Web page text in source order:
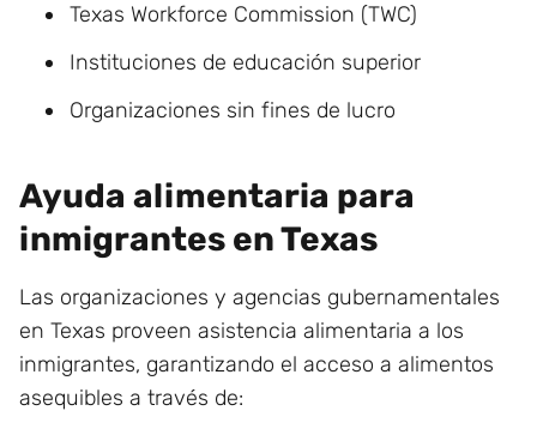
Texas Workforce Commission (TWC)
Instituciones de educación superior
Organizaciones sin fines de lucro
Ayuda alimentaria para
inmigrantes en Texas
Las organizaciones y agencias gubernamentales
en Texas proveen asistencia alimentaria a los
inmigrantes, garantizando el acceso a alimentos
asequibles a través de: